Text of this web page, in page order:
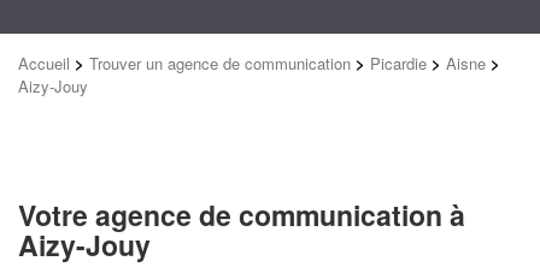
Accueil > Trouver un agence de communication > Picardie > Aisne >
Aizy-Jouy
Votre agence de communication à
Aizy-Jouy